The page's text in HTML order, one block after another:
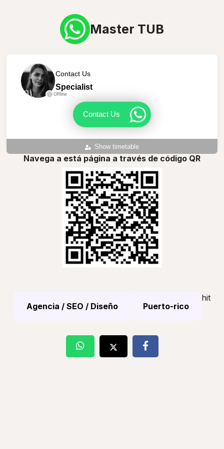
Master TUB
Offline
Contact Us
Specialist
Contact Us
Show timetable
Navega a está página a través de código QR
Agencia / SEO / Diseño Puerto-rico
hit